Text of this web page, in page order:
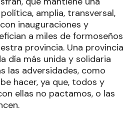
amplia, transversal,
inauguraciones y
a miles de formoseños
provincia. Una provincia
día más unida y solidaria
las adversidades, como
hacer, ya que, todos y
ellas no pactamos, o las